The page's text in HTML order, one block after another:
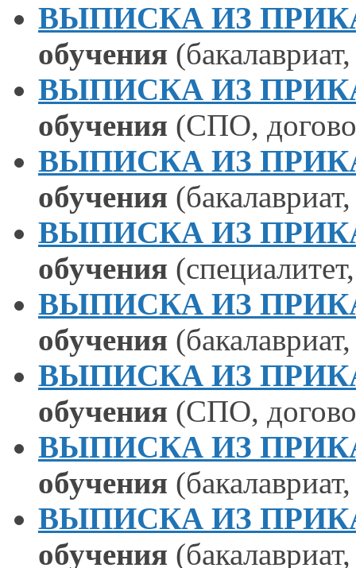
ВЫПИСКА ИЗ
обучения
ВЫПИСКА ИЗ
обучения (СПО,
ВЫПИСКА ИЗ
обучения
ВЫПИСКА ИЗ
обучения
ВЫПИСКА ИЗ
обучения
ВЫПИСКА ИЗ
обучения (СПО,
ВЫПИСКА ИЗ
обучения
ВЫПИСКА ИЗ
обучения